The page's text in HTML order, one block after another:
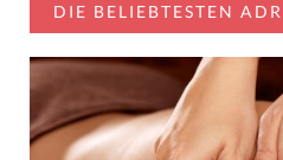
DIE BELIEBTESTEN